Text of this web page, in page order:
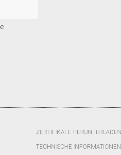
ZERTIFIKATE HERUNTERLADEN
TECHNISCHE INFORMATIONEN